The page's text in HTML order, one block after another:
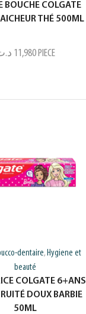
BOUCHE COLGATE
THÉ 500ML
11,980PIECE
dentaire, Hygiene et
beauté
COLGATE 6+ANS
DOUX BARBIE
50ML